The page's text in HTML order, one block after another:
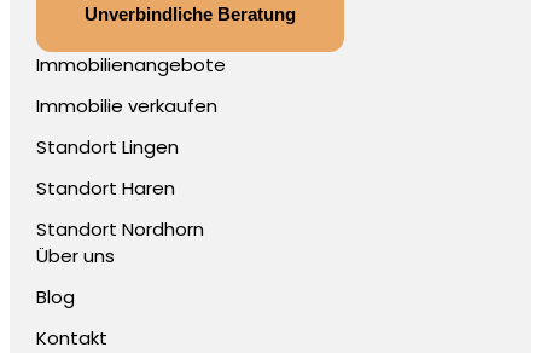
Unverbindliche Beratung
Immobilienangebote
Immobilie verkaufen
Standort Lingen
Standort Haren
Standort Nordhorn
Über uns
Blog
Kontakt